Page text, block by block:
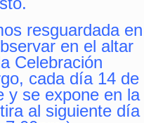
resguardada en
en el altar
Celebración
cada día 14 de
y se expone en la
al siguiente día